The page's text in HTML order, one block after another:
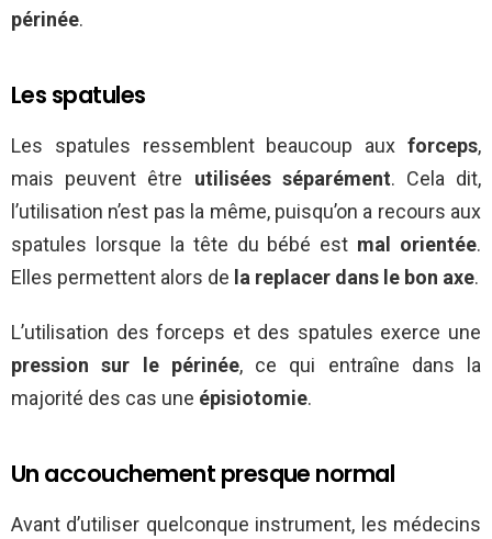
périnée.
Les spatules
Les spatules ressemblent beaucoup aux forceps,
mais peuvent être utilisées séparément. Cela dit,
l’utilisation n’est pas la même, puisqu’on a recours aux
spatules lorsque la tête du bébé est mal orientée.
Elles permettent alors de la replacer dans le bon axe.
L’utilisation des forceps et des spatules exerce une
pression sur le périnée, ce qui entraîne dans la
majorité des cas une épisiotomie.
Un accouchement presque normal
Avant d’utiliser quelconque instrument, les médecins